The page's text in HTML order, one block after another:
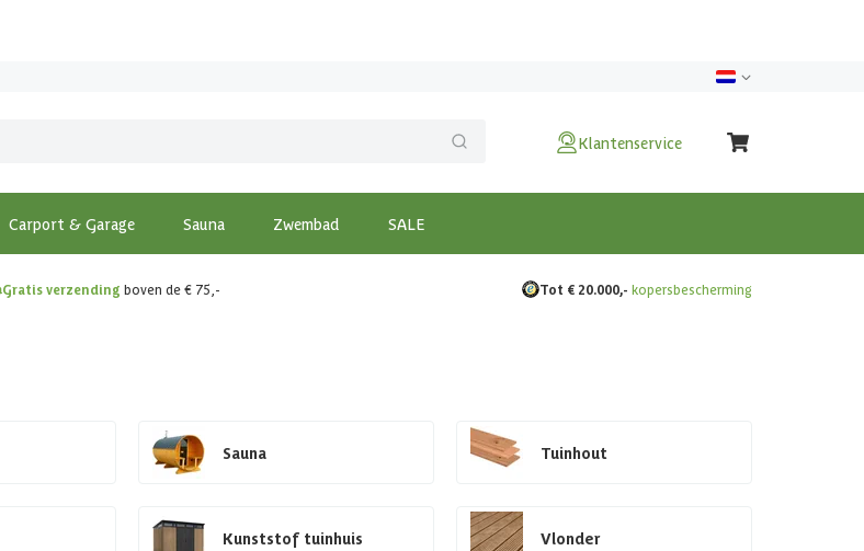
Klantenservice
Carport & Garage Sauna Zwembad SALE
Gratis verzending boven de € 75,- Tot € 20.000,- kopersbescherming
Sauna Tuinhout
Kunststof tuinhuis Vlonder